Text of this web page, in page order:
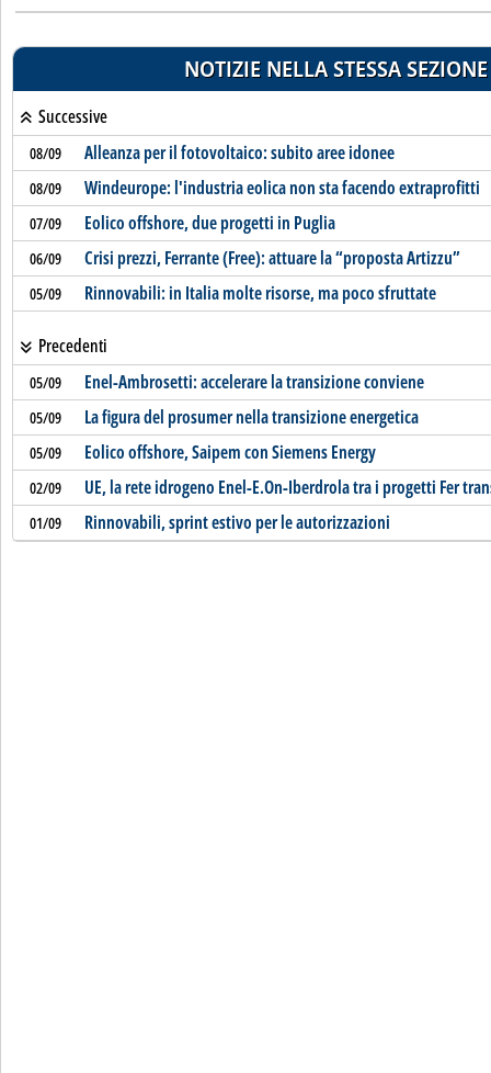
NOTIZIE NELLA STESSA SEZIONE
Successive
08/09 Alleanza per il fotovoltaico: subito aree idonee
08/09 Windeurope: l'industria eolica non sta facendo extraprofitti
07/09 Eolico offshore, due progetti in Puglia
06/09 Crisi prezzi, Ferrante (Free): attuare la “proposta Artizzu”
05/09 Rinnovabili: in Italia molte risorse, ma poco sfruttate
Precedenti
05/09 Enel-Ambrosetti: accelerare la transizione conviene
05/09 La figura del prosumer nella transizione energetica
05/09 Eolico offshore, Saipem con Siemens Energy
02/09 UE, la rete idrogeno Enel-E.On-Iberdrola tra i progetti Fer
01/09 Rinnovabili, sprint estivo per le autorizzazioni